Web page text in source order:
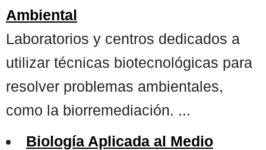
Ambiental
Laboratorios y centros dedicados a
utilizar técnicas biotecnológicas para
resolver problemas ambientales,
como la biorremediación. ...
Biología Aplicada al Medio